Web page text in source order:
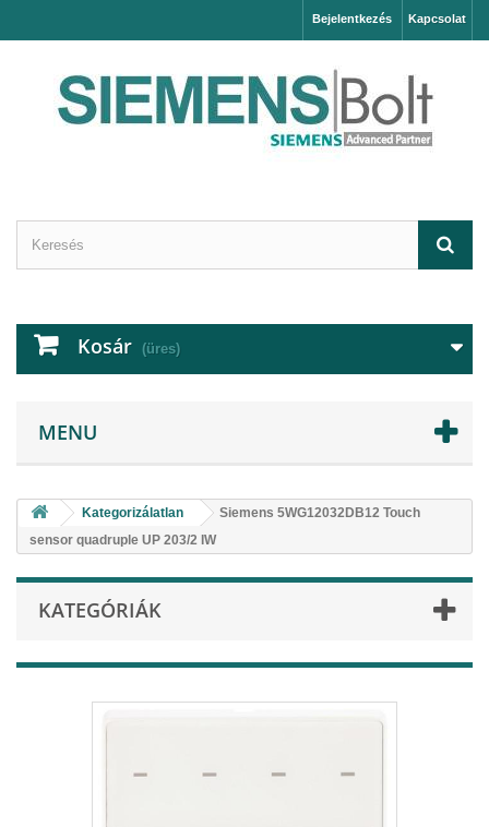
Kapcsolat
Bejelentkezés
Kosár (üres)
MENU
Kategorizálatlan
Siemens 5WG12032DB12 Touch
sensor quadruple UP 203/2 IW
KATEGÓRIÁK